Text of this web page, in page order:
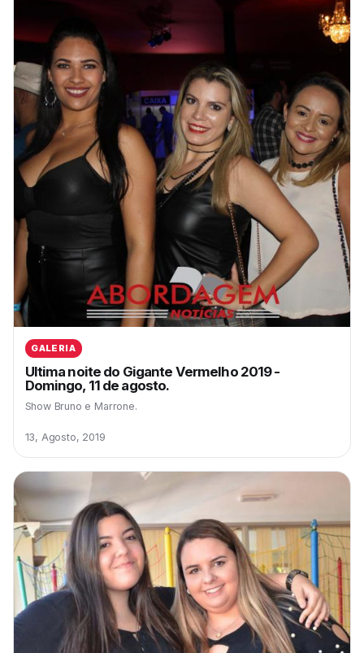
GALERIA
Ultima noite do Gigante Vermelho 2019 -
Domingo, 11 de agosto.
Show Bruno e Marrone.
13, Agosto, 2019